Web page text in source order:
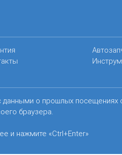
данными о прошлых посещениях
браузера.
и нажмите «Ctrl+Enter»